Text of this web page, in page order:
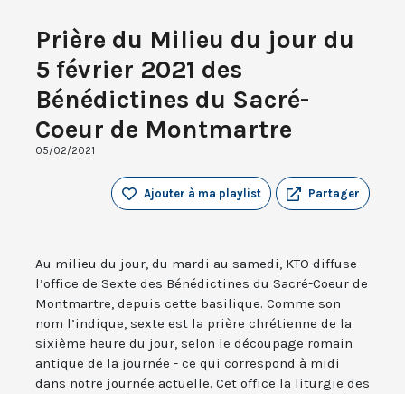
Prière du Milieu du jour du
5 février 2021 des
Bénédictines du Sacré-
Coeur de Montmartre
05/02/2021
Partager
Ajouter à ma playlist
Au milieu du jour, du mardi au samedi, KTO diffuse
l’office de Sexte des Bénédictines du Sacré-Coeur de
Montmartre, depuis cette basilique. Comme son
nom l’indique, sexte est la prière chrétienne de la
sixième heure du jour, selon le découpage romain
antique de la journée - ce qui correspond à midi
dans notre journée actuelle. Cet office la liturgie des